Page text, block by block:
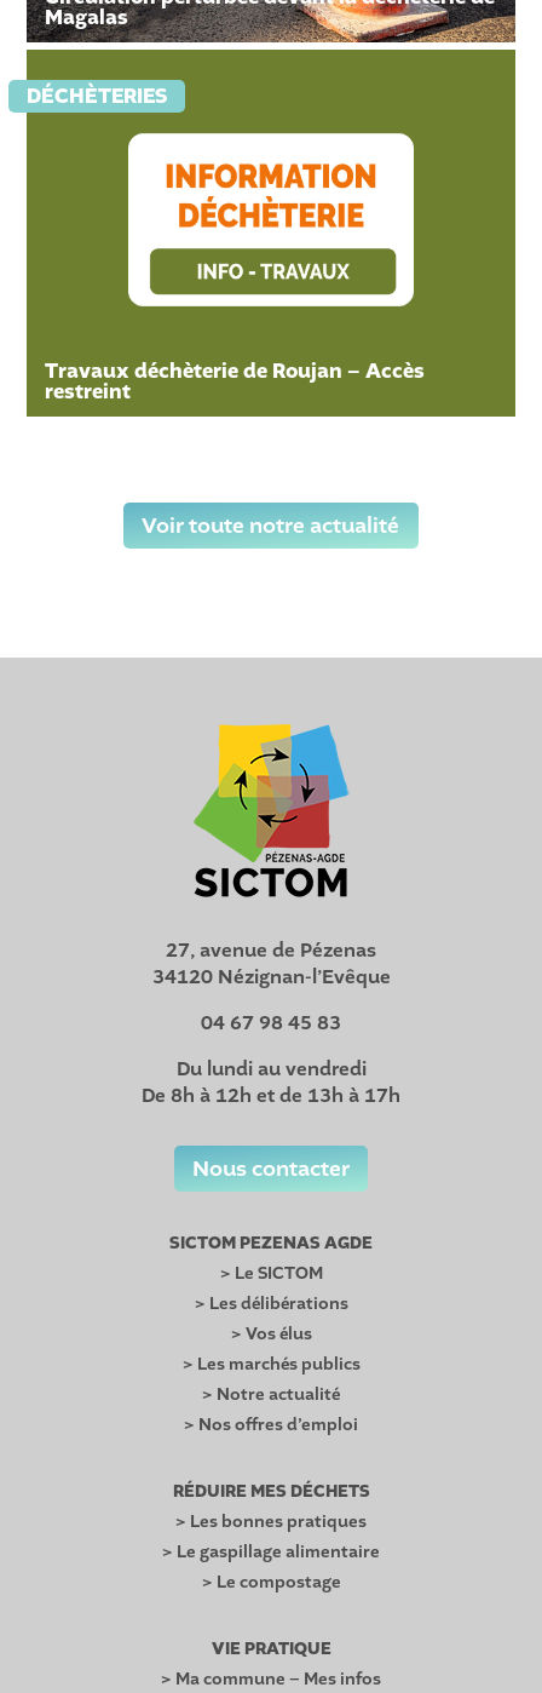
Magalas
DÉCHÈTERIES
Travaux déchèterie de Roujan – Accès
restreint
Voir toute notre actualité
27, avenue de Pézenas
34120 Nézignan-l’Evêque
04 67 98 45 83
Du lundi au vendredi
De 8h à 12h et de 13h à 17h
Nous contacter
SICTOM PEZENAS AGDE
> Le SICTOM
> Les délibérations
> Vos élus
> Les marchés publics
> Notre actualité
> Nos offres d’emploi
RÉDUIRE MES DÉCHETS
> Les bonnes pratiques
> Le gaspillage alimentaire
> Le compostage
VIE PRATIQUE
> Ma commune – Mes infos